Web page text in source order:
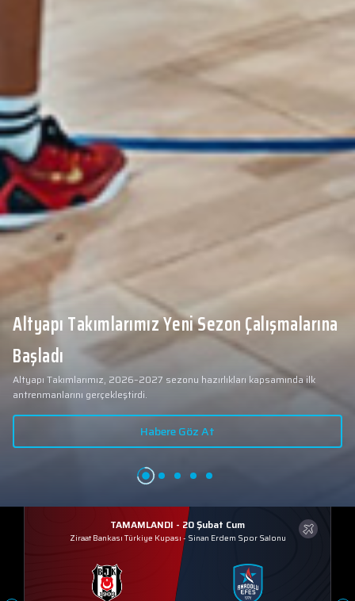
Altyapı Takımlarımız Yeni Sezon Çalışmalarına
Başladı
Altyapı Takımlarımız, 2026–2027 sezonu hazırlıkları kapsamında ilk
antrenmanlarını gerçekleştirdi.
Habere Göz At
TAMAMLANDI - 20 Şubat Cum
Ziraat Bankası Türkiye Kupası - Sinan Erdem Spor Salonu